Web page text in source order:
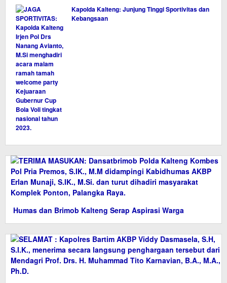
Kapolda Kalteng: Junjung Tinggi Sportivitas dan
Kebangsaan
Humas dan Brimob Kalteng Serap Aspirasi Warga